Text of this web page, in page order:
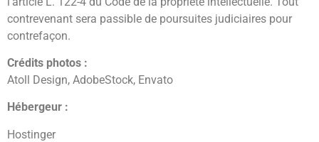
contrevenant sera passible de poursuites judiciaires pour
contrefaçon.
Crédits photos :
Atoll Design, AdobeStock, Envato
Hébergeur :
Hostinger